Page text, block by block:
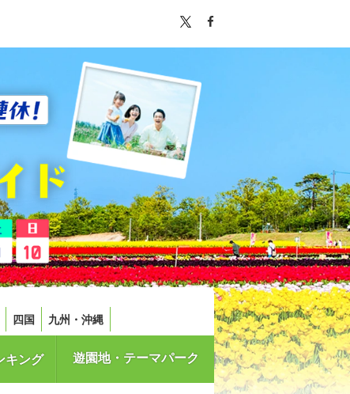
四国 九州・沖縄
キング 遊園地・テーマパーク